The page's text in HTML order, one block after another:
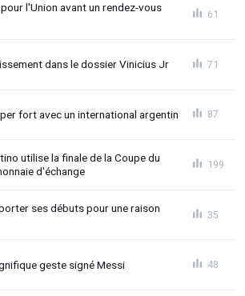
l'Union avant un rendez-vous
61
dans le dossier Vinicius Jr 71
fort avec un international argentin 87
utilise la finale de la Coupe du
d'échange
199
ses débuts pour une raison
35
geste signé Messi 48